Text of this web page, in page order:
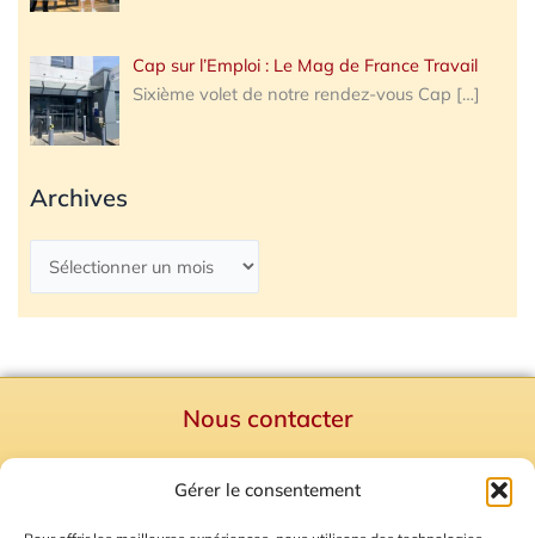
Gérer le consentement
Cap sur l’Emploi : Le Mag de France Travail
Sixième volet de notre rendez-vous Cap […]
Archives
Nous contacter
Mentions Légales
Plan du site